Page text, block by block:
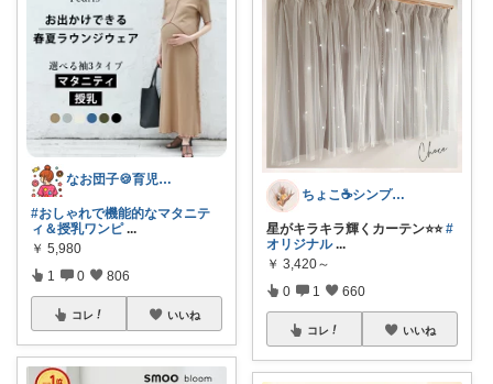
なお団子🍪育児・暮らしの便利グッズ
#おしゃれで機能的なマタニテ
ィ＆授乳ワンピ ...
￥ 5,980
1 0 806
コレ いいね
ちょこ☕️シンプルで快適な暮らし🌱
星がキラキラ輝くカーテン⭐⭐#
オリジナル ...
￥ 3,420～
0 1 660
コレ いいね